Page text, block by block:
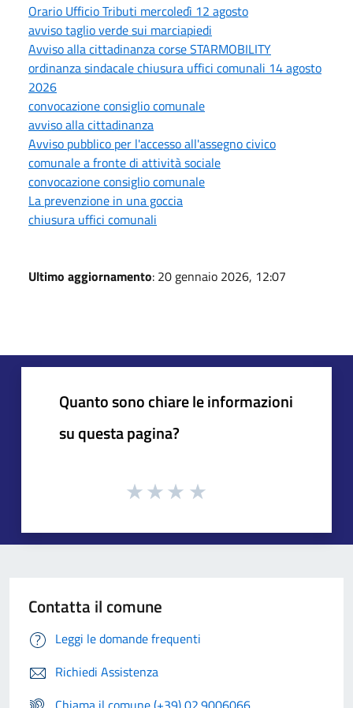
Orario Ufficio Tributi mercoledì 12 agosto
avviso taglio verde sui marciapiedi
Avviso alla cittadinanza corse STARMOBILITY
ordinanza sindacale chiusura uffici comunali 14 agosto
2026
convocazione consiglio comunale
avviso alla cittadinanza
Avviso pubblico per l'accesso all'assegno civico
comunale a fronte di attività sociale
convocazione consiglio comunale
La prevenzione in una goccia
chiusura uffici comunali
Ultimo aggiornamento: 20 gennaio 2026, 12:07
Quanto sono chiare le informazioni
su questa pagina?
Contatta il comune
Leggi le domande frequenti
Richiedi Assistenza